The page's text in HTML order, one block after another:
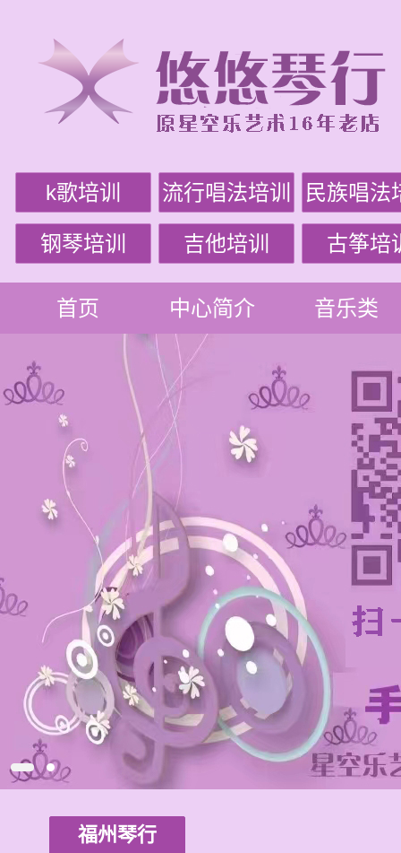
k歌培训 流行唱法培训 民族唱法
钢琴培训 吉他培训 古筝培
首页 中心简介 音乐类
福州琴行